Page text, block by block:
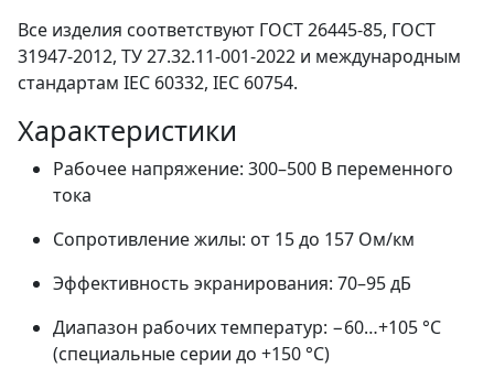
Все изделия соответствуют ГОСТ 26445-85, ГОСТ
31947-2012, ТУ 27.32.11-001-2022 и международным
стандартам IEC 60332, IEC 60754.
Характеристики
Рабочее напряжение: 300–500 В переменного
тока
Сопротивление жилы: от 15 до 157 Ом/км
Эффективность экранирования: 70–95 дБ
Диапазон рабочих температур: −60…+105 °C
(специальные серии до +150 °C)